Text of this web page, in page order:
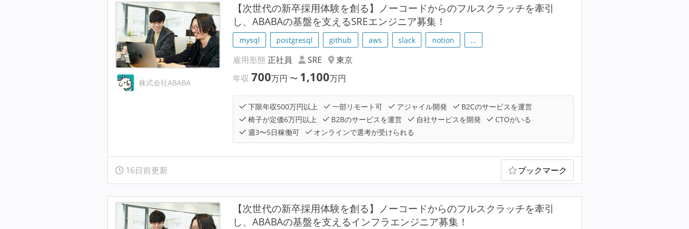
株式会社ABABA
【次世代の新卒採用体験を創る】ノーコードからのフルスクラッチを牽引
し、ABABAの基盤を支えるSREエンジニア募集！
mysql postgresql github aws slack notion …
雇用形態 正社員 SRE
東京
年収700万円 〜 1,100万円
下限年収500万円以上 一部リモート可 アジャイル開発
B2Cのサービスを運営
椅子が定価6万円以上
B2Bのサービスを運営 自社サービスを開発
CTOがいる
週3〜5日稼働可
オンラインで選考が受けられる
16日前更新 ブックマーク
【次世代の新卒採用体験を創る】ノーコードからのフルスクラッチを牽引
し、ABABAの基盤を支えるインフラエンジニア募集！